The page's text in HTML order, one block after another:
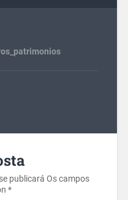
publicará Os campos
*